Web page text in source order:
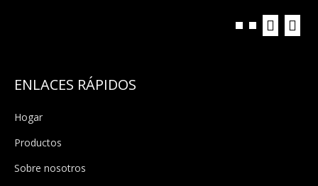
ENLACES RÁPIDOS
Hogar
Productos
Sobre nosotros